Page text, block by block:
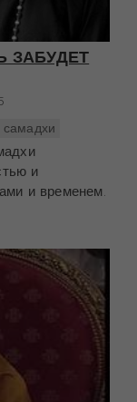
ЗАБУДЕТ
самадхи
и
и временем.